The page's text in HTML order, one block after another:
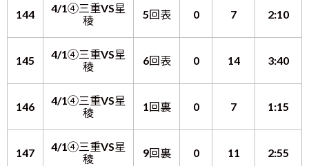
144
4/1④三重VS星
稜
5回表 0 7 2:10
145
4/1④三重VS星
稜
6回表 0 14 3:40
146
4/1④三重VS星
稜
1回裏 0 7 1:15
147
4/1④三重VS星
稜
9回裏 0 11 2:55